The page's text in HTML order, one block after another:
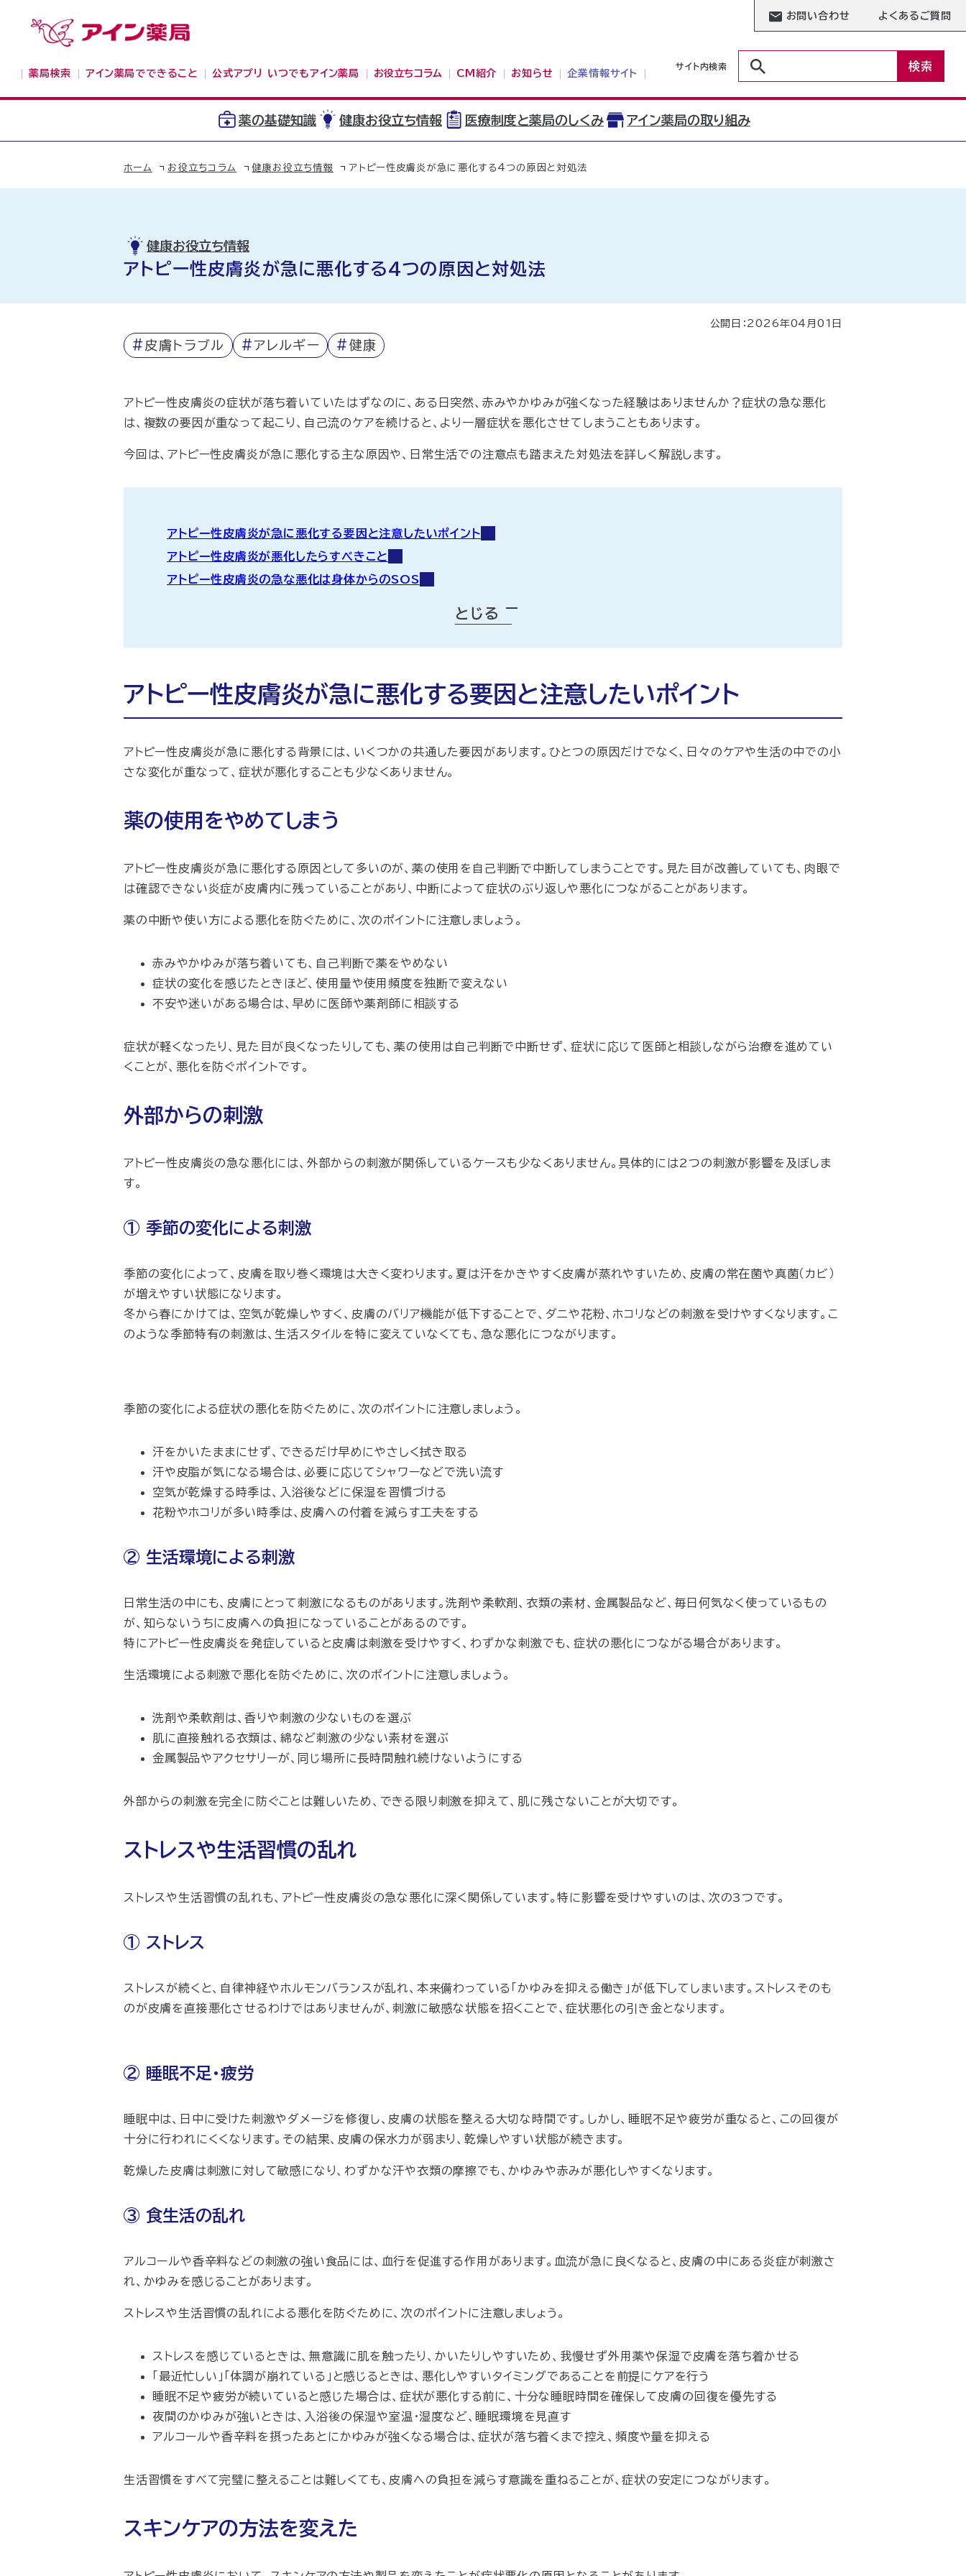
お問い合わせ よくあるご質問
薬局検索 アイン薬局でできること 公式アプリ いつでもアイン薬局 お役立ちコラム CM紹介 お知らせ 企業情報サイト
サイト内検索 検索
薬の基礎知識 健康お役立ち情報 医療制度と薬局のしくみ アイン薬局の取り組み
ホーム お役立ちコラム 健康お役立ち情報 アトピー性皮膚炎が急に悪化する4つの原因と対処法
アトピー性皮膚炎が急に悪化する4つの原因と対処法
健康お役立ち情報
公開日：2026年04月01日
# 皮膚トラブル #アレルギー # 健康
アトピー性皮膚炎の症状が落ち着いていたはずなのに、ある日突然、赤みやかゆみが強くなった経験はありませんか？症状の急な悪化
は、複数の要因が重なって起こり、自己流のケアを続けると、より一層症状を悪化させてしまうこともあります。
今回は、アトピー性皮膚炎が急に悪化する主な原因や、日常生活での注意点も踏まえた対処法を詳しく解説します。
アトピー性皮膚炎が急に悪化する要因と注意したいポイント
アトピー性皮膚炎が悪化したらすべきこと
アトピー性皮膚炎の急な悪化は身体からのSOS
とじる
アトピー性皮膚炎が急に悪化する要因と注意したいポイント
アトピー性皮膚炎が急に悪化する背景には、いくつかの共通した要因があります。ひとつの原因だけでなく、日々のケアや生活の中での小
さな変化が重なって、症状が悪化することも少なくありません。
薬の使用をやめてしまう
アトピー性皮膚炎が急に悪化する原因として多いのが、薬の使用を自己判断で中断してしまうことです。見た目が改善していても、肉眼で
は確認できない炎症が皮膚内に残っていることがあり、中断によって症状のぶり返しや悪化につながることがあります。
薬の中断や使い方による悪化を防ぐために、次のポイントに注意しましょう。
赤みやかゆみが落ち着いても、自己判断で薬をやめない
症状の変化を感じたときほど、使用量や使用頻度を独断で変えない
不安や迷いがある場合は、早めに医師や薬剤師に相談する
症状が軽くなったり、見た目が良くなったりしても、薬の使用は自己判断で中断せず、症状に応じて医師と相談しながら治療を進めてい
くことが、悪化を防ぐポイントです。
外部からの刺激
アトピー性皮膚炎の急な悪化には、外部からの刺激が関係しているケースも少なくありません。具体的には2つの刺激が影響を及ぼしま
す。
① 季節の変化による刺激
季節の変化によって、皮膚を取り巻く環境は大きく変わります。夏は汗をかきやすく皮膚が蒸れやすいため、皮膚の常在菌や真菌（カビ）
が増えやすい状態になります。
冬から春にかけては、空気が乾燥しやすく、皮膚のバリア機能が低下することで、ダニや花粉、ホコリなどの刺激を受けやすくなります。こ
のような季節特有の刺激は、生活スタイルを特に変えていなくても、急な悪化につながります。
季節の変化による症状の悪化を防ぐために、次のポイントに注意しましょう。
汗をかいたままにせず、できるだけ早めにやさしく拭き取る
汗や皮脂が気になる場合は、必要に応じてシャワーなどで洗い流す
空気が乾燥する時季は、入浴後などに保湿を習慣づける
花粉やホコリが多い時季は、皮膚への付着を減らす工夫をする
② 生活環境による刺激
日常生活の中にも、皮膚にとって刺激になるものがあります。洗剤や柔軟剤、衣類の素材、金属製品など、毎日何気なく使っているもの
が、知らないうちに皮膚への負担になっていることがあるのです。
特にアトピー性皮膚炎を発症していると皮膚は刺激を受けやすく、 わずかな刺激でも、症状の悪化につながる場合があります。
生活環境による刺激で悪化を防ぐために、次のポイントに注意しましょう。
洗剤や柔軟剤は、香りや刺激の少ないものを選ぶ
肌に直接触れる衣類は、綿など刺激の少ない素材を選ぶ
金属製品やアクセサリーが、同じ場所に長時間触れ続けないようにする
外部からの刺激を完全に防ぐことは難しいため、できる限り刺激を抑えて、肌に残さないことが大切です。
ストレスや生活習慣の乱れ
ストレスや生活習慣の乱れも、アトピー性皮膚炎の急な悪化に深く関係しています。特に影響を受けやすいのは、次の3つです。
① ストレス
ストレスが続くと、自律神経やホルモンバランスが乱れ、本来備わっている「かゆみを抑える働き」が低下してしまいます。ストレスそのも
のが皮膚を直接悪化させるわけではありませんが、刺激に敏感な状態を招くことで、症状悪化の引き金となります。
② 睡眠不足・疲労
睡眠中は、日中に受けた刺激やダメージを修復し、皮膚の状態を整える大切な時間です。しかし、睡眠不足や疲労が重なると、この回復が
十分に行われにくくなります。その結果、皮膚の保水力が弱まり、乾燥しやすい状態が続きます。
乾燥した皮膚は刺激に対して敏感になり、わずかな汗や衣類の摩擦でも、かゆみや赤みが悪化しやすくなります。
③ 食生活の乱れ
アルコールや香辛料などの刺激の強い食品には、血行を促進する作用があります。血流が急に良くなると、皮膚の中にある炎症が刺激さ
れ、かゆみを感じることがあります。
ストレスや生活習慣の乱れによる悪化を防ぐために、次のポイントに注意しましょう。
ストレスを感じているときは、無意識に肌を触ったり、かいたりしやすいため、我慢せず外用薬や保湿で皮膚を落ち着かせる
「最近忙しい」「体調が崩れている」と感じるときは、悪化しやすいタイミングであることを前提にケアを行う
睡眠不足や疲労が続いていると感じた場合は、症状が悪化する前に、十分な睡眠時間を確保して皮膚の回復を優先する
夜間のかゆみが強いときは、入浴後の保湿や室温・湿度など、睡眠環境を見直す
アルコールや香辛料を摂ったあとにかゆみが強くなる場合は、症状が落ち着くまで控え、頻度や量を抑える
生活習慣をすべて完璧に整えることは難しくても、皮膚への負担を減らす意識を重ねることが、症状の安定につながります。
スキンケアの方法を変えた